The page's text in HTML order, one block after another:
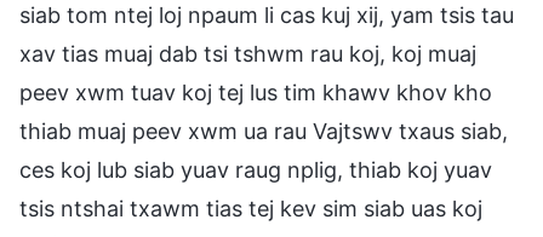
siab tom ntej loj npaum li cas kuj xij, yam tsis tau
xav tias muaj dab tsi tshwm rau koj, koj muaj
peev xwm tuav koj tej lus tim khawv khov kho
thiab muaj peev xwm ua rau Vajtswv txaus siab,
ces koj lub siab yuav raug nplig, thiab koj yuav
tsis ntshai txawm tias tej kev sim siab uas koj